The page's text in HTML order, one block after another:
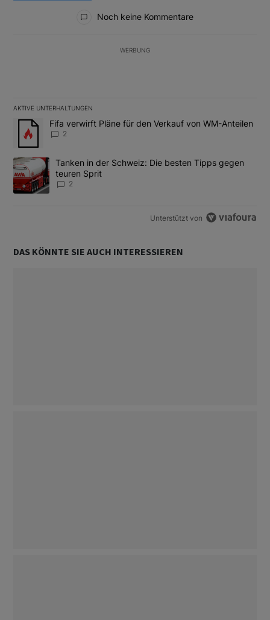
Noch keine Kommentare
WERBUNG
AKTIVE UNTERHALTUNGEN
Das Folgende ist eine Liste der am meisten kommentierten
Ein Trendartikel mit dem Titel "Fifa verwirft Pläne für den
Fifa verwirft Pläne für den Verkauf von WM-Anteilen
2
Ein Trendartikel mit dem Titel "Tanken in der Schweiz: Die
Tanken in der Schweiz: Die besten Tipps gegen
teuren Sprit
2
Unterstützt von
DAS KÖNNTE SIE AUCH INTERESSIEREN